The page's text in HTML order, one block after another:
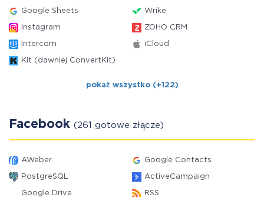
Google Sheets Wrike
Instagram ZOHO CRM
Intercom iCloud
Kit (dawniej ConvertKit)
pokaż wszystko (+122)
Facebook (261 gotowe złącze)
AWeber Google Contacts
PostgreSQL ActiveCampaign
Google Drive RSS